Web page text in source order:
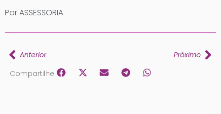
Por ASSESSORIA
Anterior
Próximo
Compartilhe: